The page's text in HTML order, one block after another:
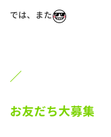
では、また
／
お友だち大募集